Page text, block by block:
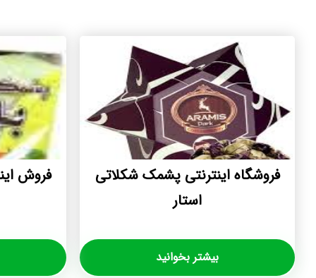
فروشگاه اینترنتی پشمک شکلاتی
استار
بیشتر بخوانید
فروش